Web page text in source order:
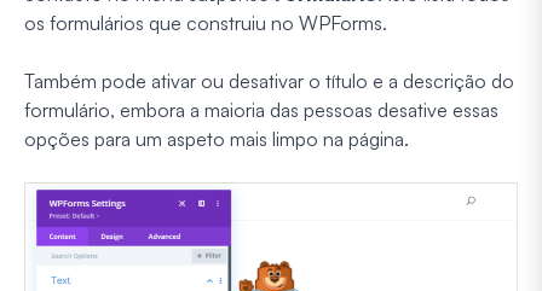
os formulários que construiu no WPForms.
Também pode ativar ou desativar o título e a descrição do
formulário, embora a maioria das pessoas desative essas
opções para um aspeto mais limpo na página.